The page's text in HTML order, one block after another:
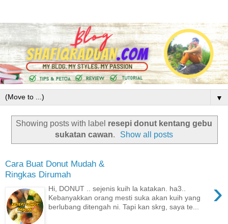
▼
Showing posts with label resepi donut kentang gebu
sukatan cawan. Show all posts
Cara Buat Donut Mudah &
Ringkas Dirumah
›
Hi, DONUT .. sejenis kuih la katakan. ha3..
Kebanyakkan orang mesti suka akan kuih yang
berlubang ditengah ni. Tapi kan skrg, saya te...